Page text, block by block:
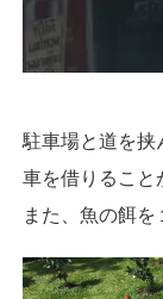
駐車場と道を挟
車を借りること
また、魚の餌を